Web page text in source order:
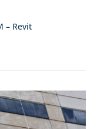
– Revit